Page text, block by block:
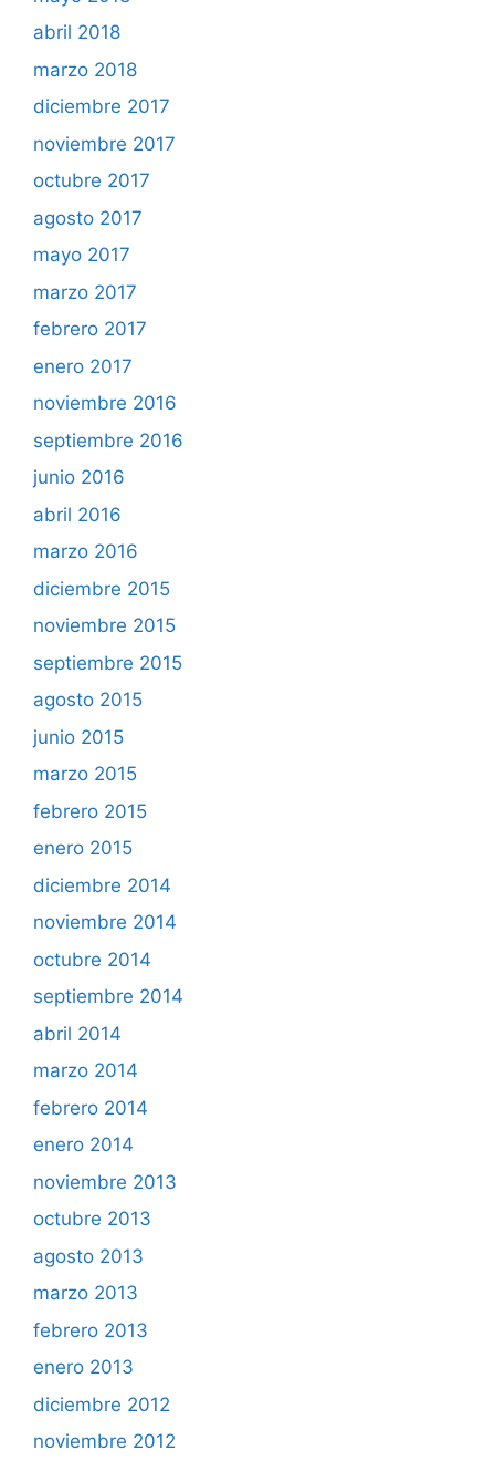
abril 2018
marzo 2018
diciembre 2017
noviembre 2017
octubre 2017
agosto 2017
mayo 2017
marzo 2017
febrero 2017
enero 2017
noviembre 2016
septiembre 2016
junio 2016
abril 2016
marzo 2016
diciembre 2015
noviembre 2015
septiembre 2015
agosto 2015
junio 2015
marzo 2015
febrero 2015
enero 2015
diciembre 2014
noviembre 2014
octubre 2014
septiembre 2014
abril 2014
marzo 2014
febrero 2014
enero 2014
noviembre 2013
octubre 2013
agosto 2013
marzo 2013
febrero 2013
enero 2013
diciembre 2012
noviembre 2012